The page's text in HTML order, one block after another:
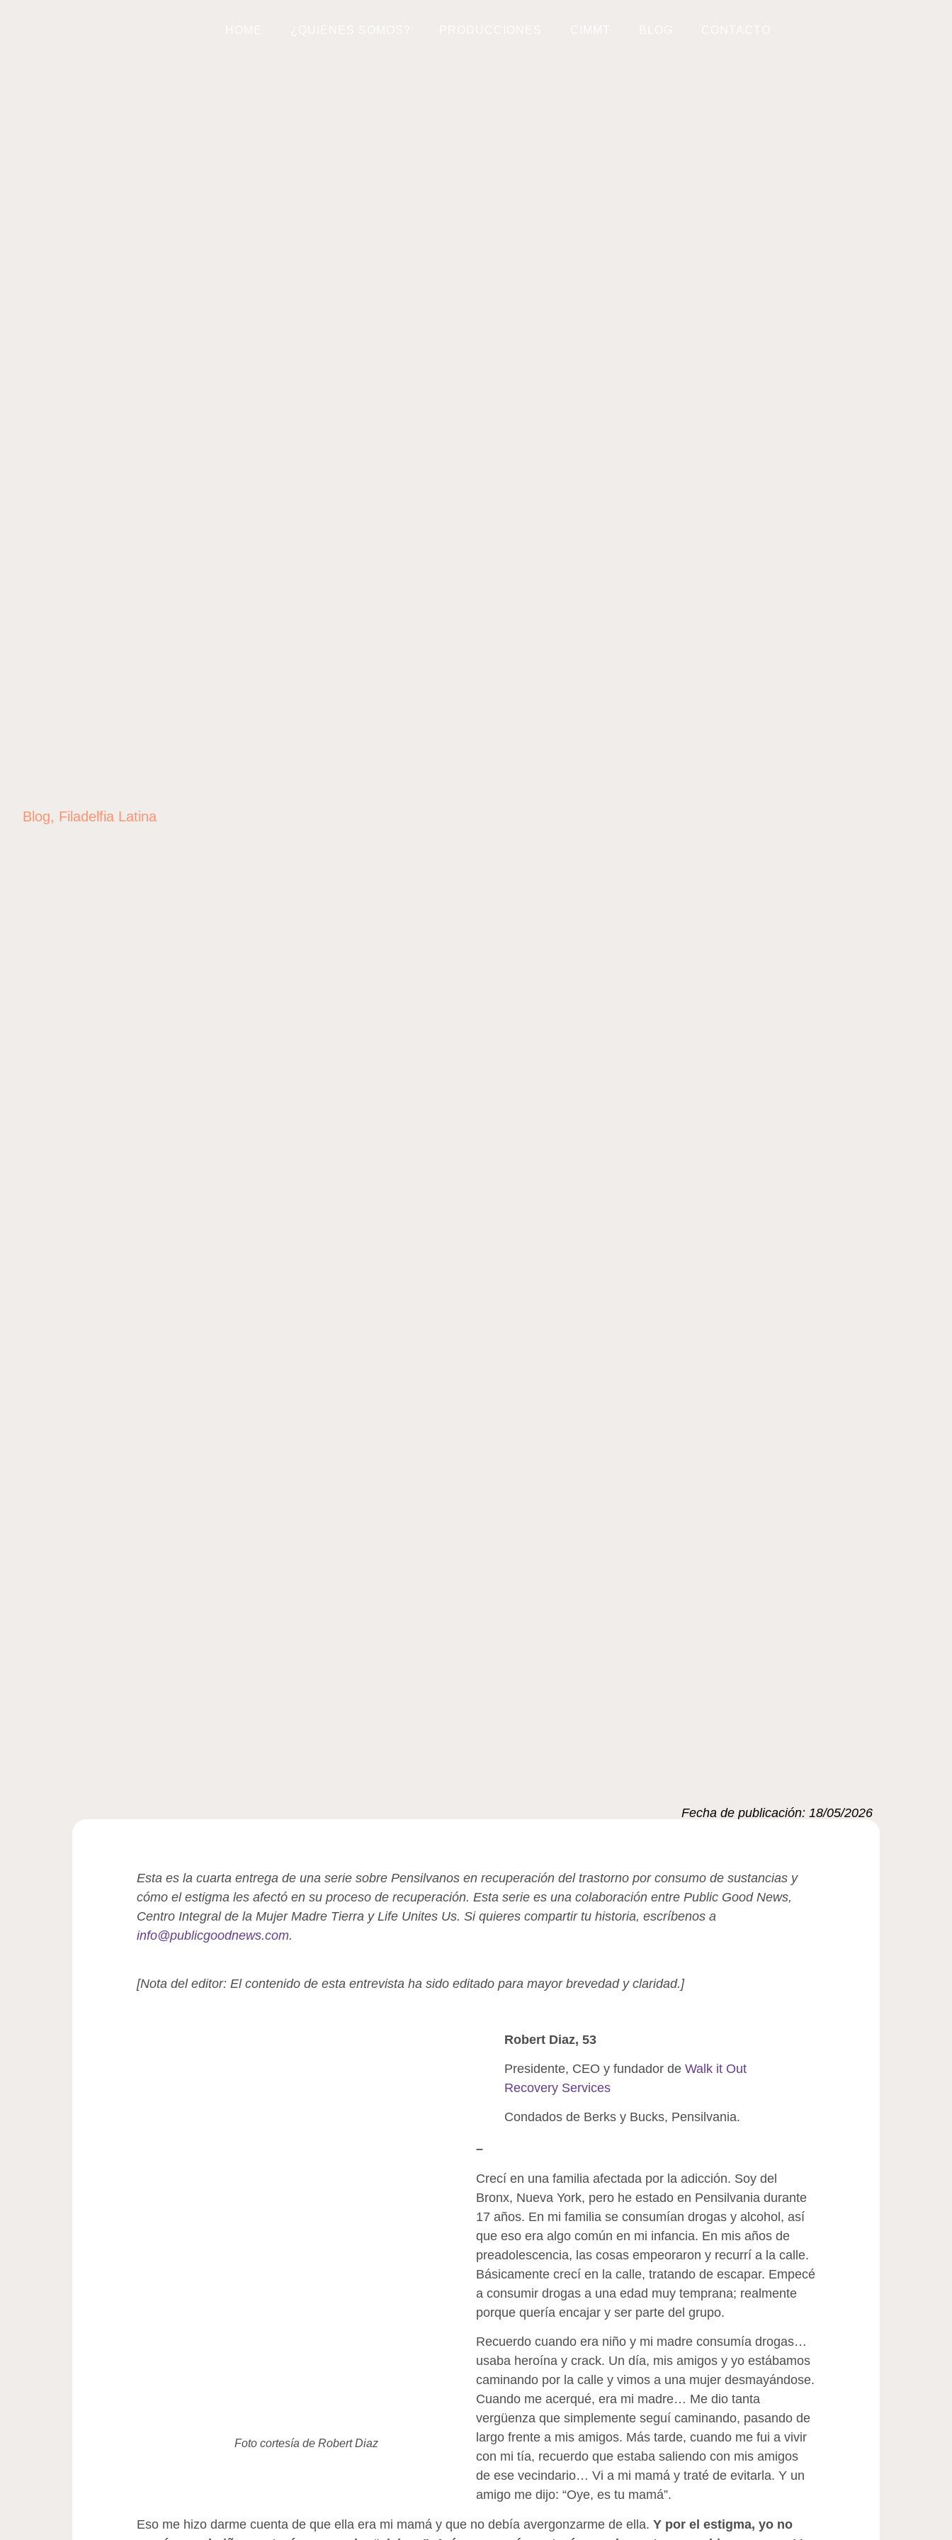
Blog, Filadelfia Latina
Fecha de publicación: 18/05/2026
Esta es la cuarta entrega de una serie sobre Pensilvanos en recuperación del trastorno por consumo de sustancias y
cómo el estigma les afectó en su proceso de recuperación. Esta serie es una colaboración entre Public Good News,
Centro Integral de la Mujer Madre Tierra y Life Unites Us. Si quieres compartir tu historia, escríbenos a
info@publicgoodnews.com.
[Nota del editor: El contenido de esta entrevista ha sido editado para mayor brevedad y claridad.]
Foto cortesía de Robert Diaz
Robert Diaz, 53
Presidente, CEO y fundador de Walk it Out
Recovery Services
Condados de Berks y Bucks, Pensilvania.
–
Crecí en una familia afectada por la adicción. Soy del
Bronx, Nueva York, pero he estado en Pensilvania durante
17 años. En mi familia se consumían drogas y alcohol, así
que eso era algo común en mi infancia. En mis años de
preadolescencia, las cosas empeoraron y recurrí a la calle.
Básicamente crecí en la calle, tratando de escapar. Empecé
a consumir drogas a una edad muy temprana; realmente
porque quería encajar y ser parte del grupo.
Recuerdo cuando era niño y mi madre consumía drogas…
usaba heroína y crack. Un día, mis amigos y yo estábamos
caminando por la calle y vimos a una mujer desmayándose.
Cuando me acerqué, era mi madre… Me dio tanta
vergüenza que simplemente seguí caminando, pasando de
largo frente a mis amigos. Más tarde, cuando me fui a vivir
con mi tía, recuerdo que estaba saliendo con mis amigos
de ese vecindario… Vi a mi mamá y traté de evitarla. Y un
amigo me dijo: “Oye, es tu mamá”.
Eso me hizo darme cuenta de que ella era mi mamá y que no debía avergonzarme de ella. Y por el estigma, yo no